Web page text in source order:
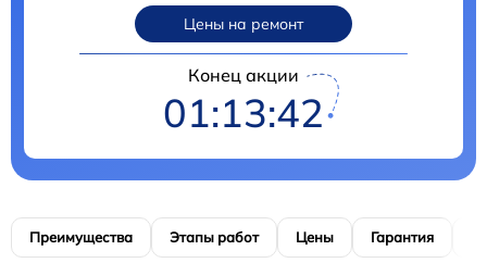
Цены на ремонт
Конец акции
01:13:41
Преимущества Этапы работ Цены Гарантия